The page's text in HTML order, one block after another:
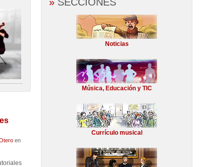
en
Noticias
Música, Educación y TIC
Currículo musical